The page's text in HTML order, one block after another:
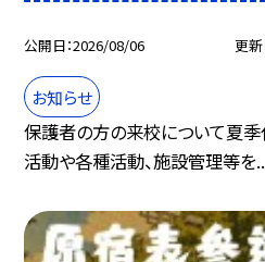
公開日 2026/08/06 更
お知らせ
保護者の方の来校について夏
活動や各種活動、施設管理等を